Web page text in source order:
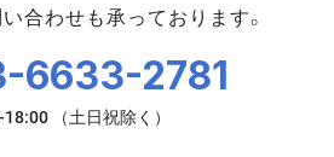
合わせも承っております。
6633-2781